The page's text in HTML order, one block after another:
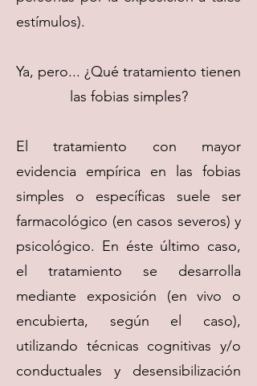
estímulos).
Ya, pero... ¿Qué tratamiento tienen
las fobias simples?
El tratamiento con mayor
evidencia empírica en las fobias
simples o específicas suele ser
farmacológico (en casos severos) y
psicológico. En éste último caso,
el tratamiento se desarrolla
mediante exposición (en vivo o
encubierta, según el caso),
utilizando técnicas cognitivas y/o
conductuales y desensibilización